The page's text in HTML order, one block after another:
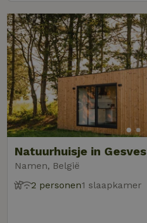
Natuurhuisje in Gesves
Namen, België
2 personen1 slaapkamer